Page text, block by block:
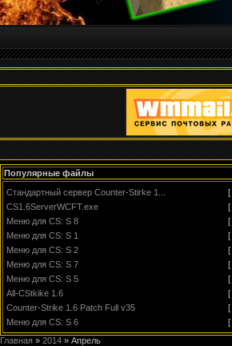
Популярные файлы
Стандартный сервер Counter-Stirke 1...
[
CS1.6ServerWCFT.exe
[
Меню для CS: S 8
[
Меню для CS: S 1
[
Меню для CS: S 2
[
Меню для CS: S 7
[
Меню для CS: S 5
[
All-CStkike 1.6
[
Counter-Strike 1.6 Patch Full v35
[
Меню для CS: S 6
[
Главная » 2014 » Апрель